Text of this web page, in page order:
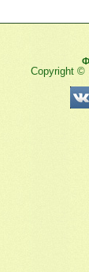
Copyright ©